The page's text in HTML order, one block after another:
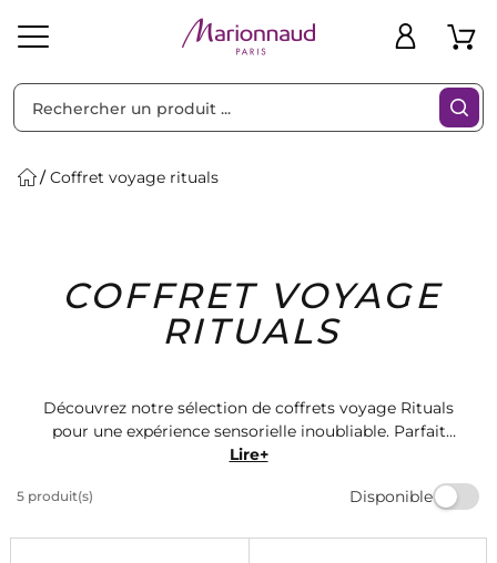
Solaire Homme Marques Idées
Cadeaux
Bons
Plans
Coffret voyage rituals
COFFRET VOYAGE
RITUALS
Découvrez notre sélection de coffrets voyage Rituals
pour une expérience sensorielle inoubliable. Parfait
pour les amateurs de cosmétiques et de parfums, ces
qualité pour prendre soin de vous en voyage. Offrez-
Lire+
5 produit(s) Disponible
Filtres